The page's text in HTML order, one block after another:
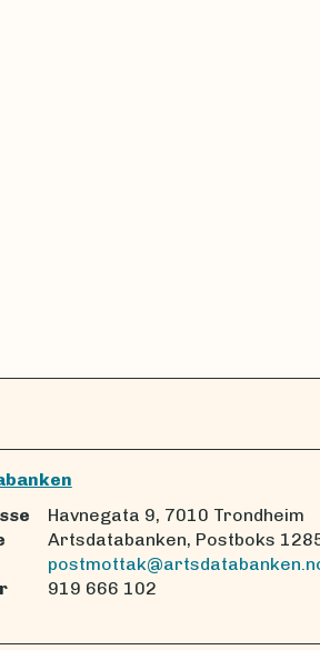
Havnegata 9, 7010 Trondheim
Artsdatabanken, Postboks
919 666 102